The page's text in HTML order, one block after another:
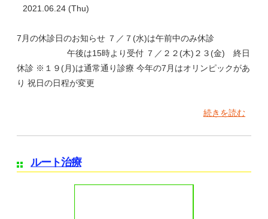
2021.06.24 (Thu)
7月の休診日のお知らせ ７／７(水)は午前中のみ休診
午後は15時より受付 ７／２２(木)２３(金) 終日
休診 ※１９(月)は通常通り診療 今年の7月はオリンピックがあ
り 祝日の日程が変更
続きを読む
ルート治療